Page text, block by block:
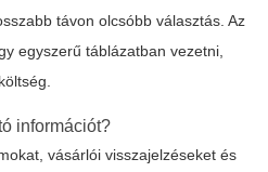
távon olcsóbb választás. Az
egyszerű táblázatban vezetni,
információt?
vásárlói visszajelzéseket és